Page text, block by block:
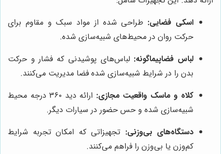
اسکی فضایی: طراحی شده از مواد سبک و مقاوم برای
حرکت روان در محیط‌های شبیه‌سازی شده.
لباس فضاپیماگونه: لباس‌های پوشیدنی که فشار و حرکت
بدن را در شرایط شبیه‌سازی شده فضا مدیریت می‌کنند.
کلاه و ماسک واقعیت مجازی:
ارائه دید ۳۶۰ درجه محیط
شبیه‌سازی شده و حس حضور در سیارات دیگر.
دستگاه‌های بی‌وزنی: تجهیزاتی که امکان تجربه شرایط
کم‌وزن یا بی‌وزن را فراهم می‌کنند.